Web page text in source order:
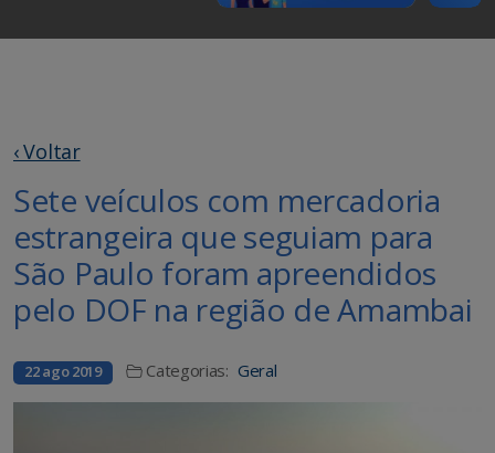
‹ Voltar
Sete veículos com mercadoria
estrangeira que seguiam para
São Paulo foram apreendidos
pelo DOF na região de Amambai
22 ago 2019 Categorias: Geral